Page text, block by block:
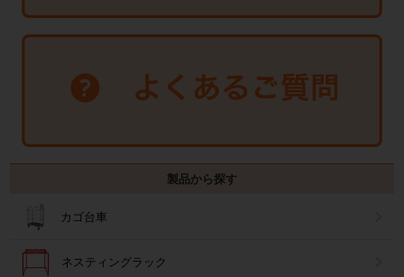
製品から探す
カゴ台車
ネスティングラック